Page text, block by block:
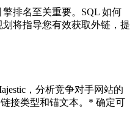
排名至关重要。SQL 如何
将指导您有效获取外链，提
，分析竞争对手网站的
接类型和锚文本。* 确定可